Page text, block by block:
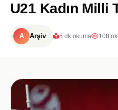
U21 Kadın Milli
A Arşiv 5 dk okuma 108